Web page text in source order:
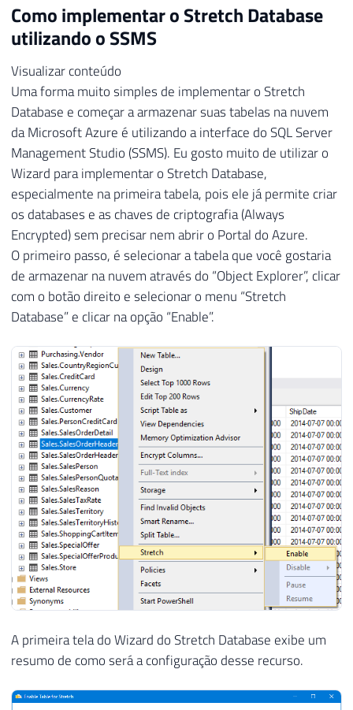
Como implementar o Stretch Database
utilizando o SSMS
Visualizar conteúdo
Uma forma muito simples de implementar o Stretch
Database e começar a armazenar suas tabelas na nuvem
da Microsoft Azure é utilizando a interface do SQL Server
Management Studio (SSMS). Eu gosto muito de utilizar o
Wizard para implementar o Stretch Database,
especialmente na primeira tabela, pois ele já permite criar
os databases e as chaves de criptografia (Always
Encrypted) sem precisar nem abrir o Portal do Azure.
O primeiro passo, é selecionar a tabela que você gostaria
de armazenar na nuvem através do “Object Explorer”, clicar
com o botão direito e selecionar o menu “Stretch
Database” e clicar na opção “Enable”.
A primeira tela do Wizard do Stretch Database exibe um
resumo de como será a configuração desse recurso.